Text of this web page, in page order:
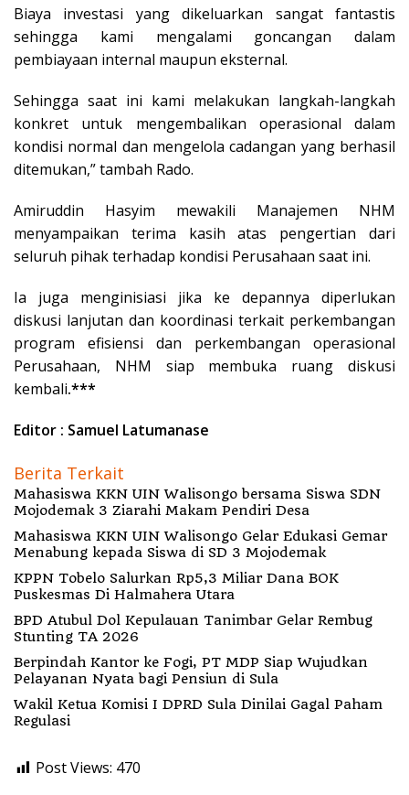
Biaya investasi yang dikeluarkan sangat fantastis
sehingga kami mengalami goncangan dalam
pembiayaan internal maupun eksternal.
Sehingga saat ini kami melakukan langkah-langkah
konkret untuk mengembalikan operasional dalam
kondisi normal dan mengelola cadangan yang berhasil
ditemukan,” tambah Rado.
Amiruddin Hasyim mewakili Manajemen NHM
menyampaikan terima kasih atas pengertian dari
seluruh pihak terhadap kondisi Perusahaan saat ini.
Ia juga menginisiasi jika ke depannya diperlukan
diskusi lanjutan dan koordinasi terkait perkembangan
program efisiensi dan perkembangan operasional
Perusahaan, NHM siap membuka ruang diskusi
kembali.***
Editor : Samuel Latumanase
Berita Terkait
Mahasiswa KKN UIN Walisongo bersama Siswa SDN
Mojodemak 3 Ziarahi Makam Pendiri Desa
Mahasiswa KKN UIN Walisongo Gelar Edukasi Gemar
Menabung kepada Siswa di SD 3 Mojodemak
KPPN Tobelo Salurkan Rp5,3 Miliar Dana BOK
Puskesmas Di Halmahera Utara
BPD Atubul Dol Kepulauan Tanimbar Gelar Rembug
Stunting TA 2026
Berpindah Kantor ke Fogi, PT MDP Siap Wujudkan
Pelayanan Nyata bagi Pensiun di Sula
Wakil Ketua Komisi I DPRD Sula Dinilai Gagal Paham
Regulasi
Post Views: 470